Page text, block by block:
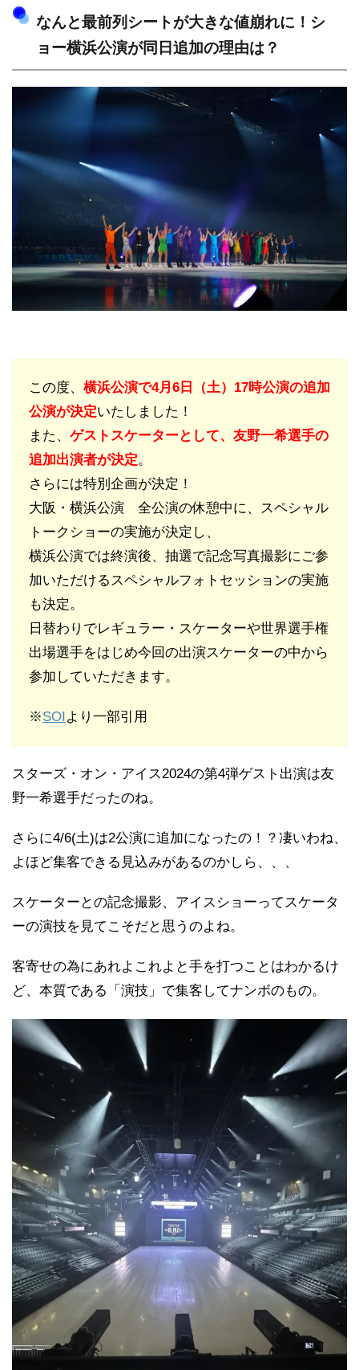
なんと最前列シートが大きな値崩れに！シ
ョー横浜公演が同日追加の理由は？
この度、 横浜公演で4月6日（土）17時公演の追加
公演が決定いたしました！
また、 ゲストスケーターとして、友野一希選手の
追加出演者が決定。
さらには特別企画が決定！
大阪・横浜公演 全公演の休憩中に、スペシャル
トークショーの実施が決定し、
横浜公演では終演後、抽選で記念写真撮影にご参
加いただけるスペシャルフォトセッションの実施
も決定。
日替わりでレギュラー・スケーターや世界選手権
出場選手をはじめ今回の出演スケーターの中から
参加していただきます。
※SOIより一部引用
スターズ・オン・アイス2024の第4弾ゲスト出演は友
野一希選手だったのね。
さらに4/6(土)は2公演に追加になったの！？凄いわね、
よほど集客できる見込みがあるのかしら、、、
スケーターとの記念撮影、アイスショーってスケータ
ーの演技を見てこそだと思うのよね。
客寄せの為にあれよこれよと手を打つことはわかるけ
ど、本質である「演技」で集客してナンボのもの。